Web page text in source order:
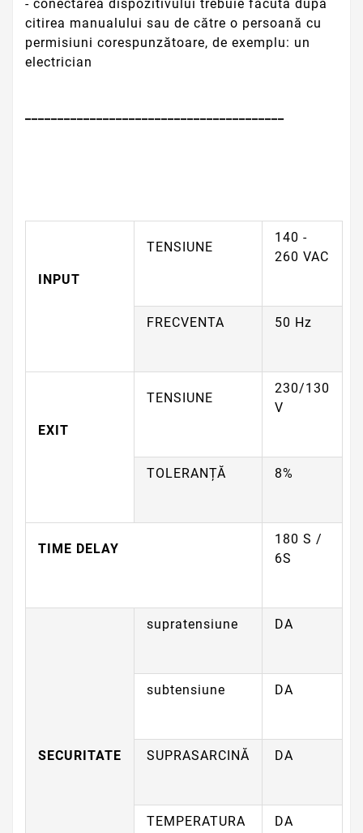
- conectarea dispozitivului trebuie făcută după
citirea manualului sau de către o persoană cu
permisiuni corespunzătoare, de exemplu: un
electrician
INPUT
TENSIUNE
140 -
260 VAC
FRECVENTA 50 Hz
EXIT
TENSIUNE
230/130
V
TOLERANȚĂ 8%
TIME DELAY
180 S /
6S
SECURITATE
supratensiune DA
subtensiune DA
SUPRASARCINĂ DA
TEMPERATURA DA